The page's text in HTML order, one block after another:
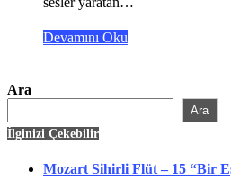
Devamını Oku
Ara
Ara
İlginizi Çekebilir
Mozart Sihirli Flüt – 15 “Bir